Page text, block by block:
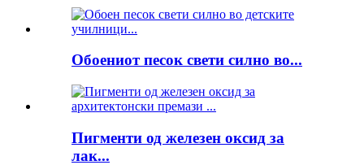
Обоениот песок свети силно во...
Пигменти од железен оксид за
лак...